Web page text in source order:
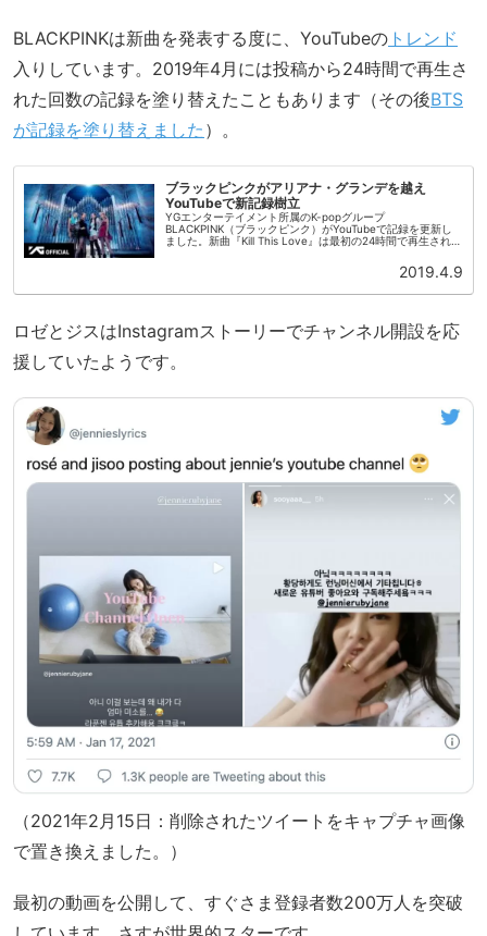
BLACKPINKは新曲を発表する度に、YouTubeの トレンド
入りしています。2019年4月には投稿から24時間で再生さ
れた回数の記録を塗り替えたこともあります（その後BTS
が記録を塗り替えました ）。
ブラックピンクがアリアナ・グランデを越え
YouTubeで新記録樹立
YGエンターテイメント所属のK-popグループ
BLACKPINK（ブラックピンク）がYouTubeで記録を更新し
ました。新曲『Kill This Love』は最初の24時間で再生された
2019.4.9
ロゼとジスはInstagramストーリーでチャンネル開設を応
援していたようです。
（2021年2月15日：削除されたツイートをキャプチャ画像
で置き換えました。）
最初の動画を公開して、すぐさま登録者数200万人を突破